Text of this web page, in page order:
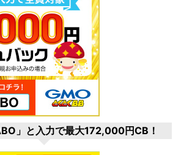
」と入力で最大172,000円CB！